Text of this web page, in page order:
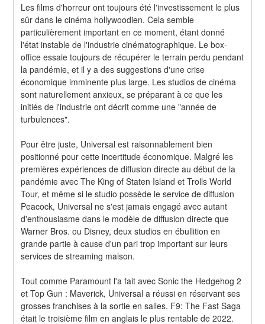
Les films d'horreur ont toujours été l'investissement le plus
sûr dans le cinéma hollywoodien. Cela semble
particulièrement important en ce moment, étant donné
l'état instable de l'industrie cinématographique. Le box-
office essaie toujours de récupérer le terrain perdu pendant
la pandémie, et il y a des suggestions d'une crise
économique imminente plus large. Les studios de cinéma
sont naturellement anxieux, se préparant à ce que les
initiés de l'industrie ont décrit comme une "année de
turbulences".
Pour être juste, Universal est raisonnablement bien
positionné pour cette incertitude économique. Malgré les
premières expériences de diffusion directe au début de la
pandémie avec The King of Staten Island et Trolls World
Tour, et même si le studio possède le service de diffusion
Peacock, Universal ne s'est jamais engagé avec autant
d'enthousiasme dans le modèle de diffusion directe que
Warner Bros. ou Disney, deux studios en ébullition en
grande partie à cause d'un pari trop important sur leurs
services de streaming maison.
Tout comme Paramount l'a fait avec Sonic the Hedgehog 2
et Top Gun : Maverick, Universal a réussi en réservant ses
grosses franchises à la sortie en salles. F9: The Fast Saga
était le troisième film en anglais le plus rentable de 2022.